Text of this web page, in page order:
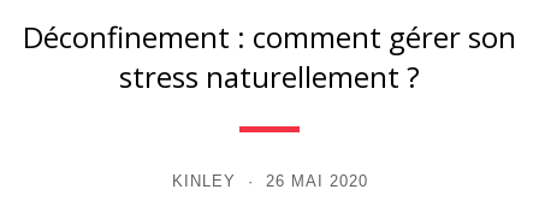
Déconfinement : comment gérer son
stress naturellement ?
KINLEY 26 MAI 2020